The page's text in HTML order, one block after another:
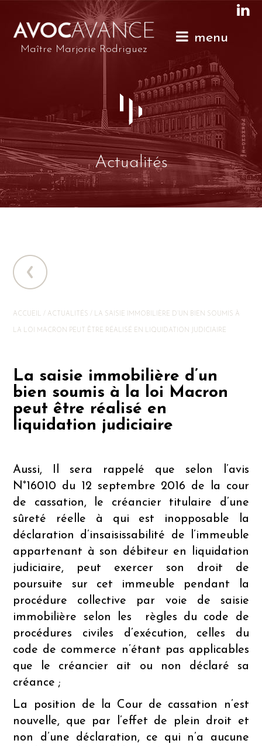
Maître Marjorie Rodriguez
menu
Actualités
ACCUEIL / ACTUALITÉS / LA SAISIE IMMOBILIÈRE D’UN BIEN SOUMIS À
LA LOI MACRON PEUT ÊTRE RÉALISÉ EN LIQUIDATION JUDICIAIRE
La saisie immobilière d’un
bien soumis à la loi Macron
peut être réalisé en
liquidation judiciaire
Aussi, Il sera rappelé que selon l’avis
N°16010 du 12 septembre 2016 de la cour
de cassation, le créancier titulaire d’une
sûreté réelle à qui est inopposable la
déclaration d’insaisissabilité de l’immeuble
appartenant à son débiteur en liquidation
judiciaire, peut exercer son droit de
poursuite sur cet immeuble pendant la
procédure collective par voie de saisie
immobilière selon les règles du code de
procédures civiles d’exécution, celles du
code de commerce n’étant pas applicables
que le créancier ait ou non déclaré sa
créance ;
La position de la Cour de cassation n’est
nouvelle, que par l’effet de plein droit et
non d’une déclaration, ce qui n’a aucune